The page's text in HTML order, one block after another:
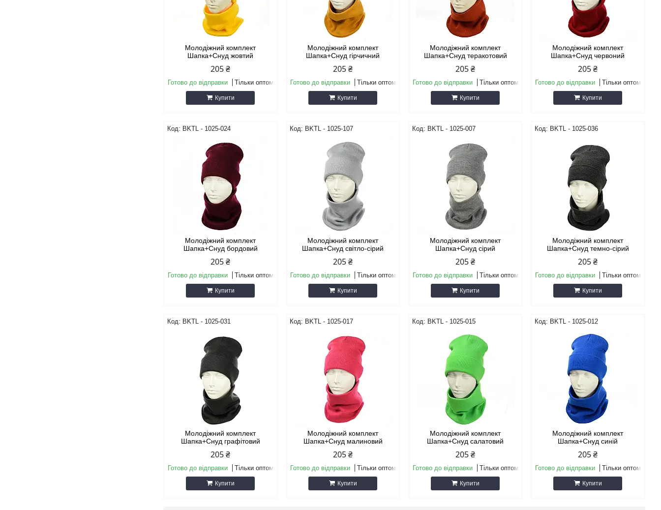
Молодіжний комплект
Шапка+Снуд жовтий
205 ₴
Готово до відправки Тільки оптом
Купити
Молодіжний комплект
Шапка+Снуд гірчичний
205 ₴
Готово до відправки Тільки оптом
Купити
Молодіжний комплект
Шапка+Снуд теракотовий
205 ₴
Готово до відправки Тільки оптом
Купити
Молодіжний комплект
Шапка+Снуд червоний
205 ₴
Готово до відправки Тільки оптом
Купити
BKТL - 1025-024
Молодіжний комплект
Шапка+Снуд бордовий
205 ₴
Готово до відправки Тільки оптом
Купити
BKТL - 1025-107
Молодіжний комплект
Шапка+Снуд світло-сірий
205 ₴
Готово до відправки Тільки оптом
Купити
BKТL - 1025-007
Молодіжний комплект
Шапка+Снуд сірий
205 ₴
Готово до відправки Тільки оптом
Купити
BKТL - 1025-036
Молодіжний комплект
Шапка+Снуд темно-сірий
205 ₴
Готово до відправки Тільки оптом
Купити
BKТL - 1025-031
Молодіжний комплект
Шапка+Снуд графітовий
205 ₴
Готово до відправки Тільки оптом
Купити
BKТL - 1025-017
Молодіжний комплект
Шапка+Снуд малиновий
205 ₴
Готово до відправки Тільки оптом
Купити
BKТL - 1025-015
Молодіжний комплект
Шапка+Снуд салатовий
205 ₴
Готово до відправки Тільки оптом
Купити
BKТL - 1025-012
Молодіжний комплект
Шапка+Снуд синій
205 ₴
Готово до відправки Тільки оптом
Купити